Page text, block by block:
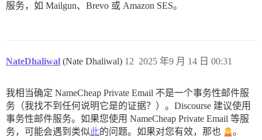
服务，如 Mailgun、Brevo 或 Amazon SES。
NateDhaliwal (Nate Dhaliwal) 2025 年9 月 14 日 00:31
12
我相当确定 NameCheap Private Email 不是一个事务性邮件服
务（我找不到任何说明它是的证据？）。Discourse 建议使用
事务性邮件服务。如果您使用 NameCheap Private Email 等服
务，可能会遇到类似此的问题。如果对您有效，那也 。